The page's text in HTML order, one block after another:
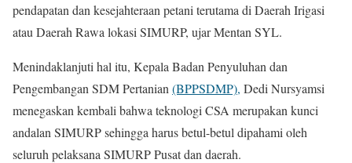
pendapatan dan kesejahteraan petani terutama di Daerah Irigasi
atau Daerah Rawa lokasi SIMURP, ujar Mentan SYL.
Menindaklanjuti hal itu, Kepala Badan Penyuluhan dan
Pengembangan SDM Pertanian (BPPSDMP), Dedi Nursyamsi
menegaskan kembali bahwa teknologi CSA merupakan kunci
andalan SIMURP sehingga harus betul-betul dipahami oleh
seluruh pelaksana SIMURP Pusat dan daerah.